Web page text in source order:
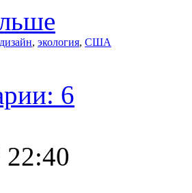
дизайн, экология, США
6
22:40